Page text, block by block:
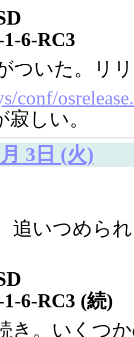
6-RC3
ついた。リ
conf/
寂しい。
3日 (火)
追いつめら
1-6-RC3 (続)
き。いくつ